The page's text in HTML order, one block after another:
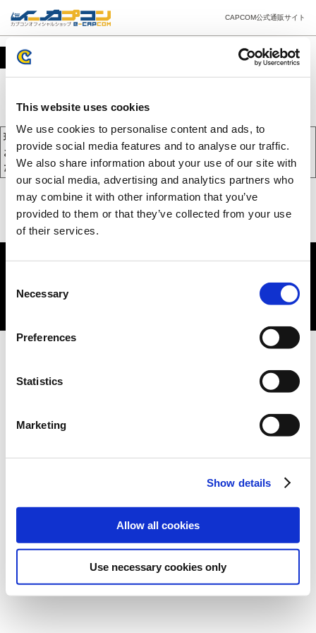
This website uses cookies
We use cookies to personalise content and ads, to
provide social media features and to analyse our traffic.
We also share information about your use of our site with
our social media, advertising and analytics partners who
may combine it with other information that you’ve
provided to them or that they’ve collected from your use
of their services.
Selection
Necessary
Preferences
Statistics
Marketing
Show details
Allow all cookies
Use necessary cookies only
CAPCOM公式通販サイト
カート
現在、カートには商品が入っておりません。
お買い物を続けるには下の 「お買い物を続ける」 をクリックしてく
ださい。